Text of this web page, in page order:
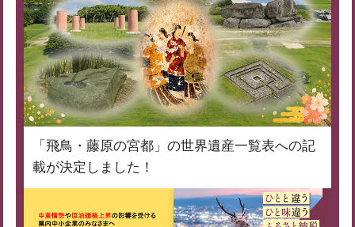
「飛鳥・藤原の宮都」の世界遺産一覧表への記
載が決定しました！